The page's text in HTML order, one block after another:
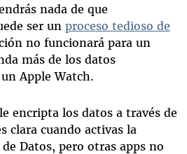
nada de que
ser un proceso tedioso de
no funcionará para un
más de los datos
Apple Watch.
encripta los datos a través de
clara cuando activas la
Datos, pero otras apps no